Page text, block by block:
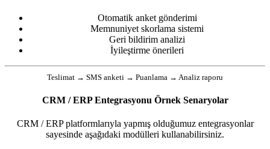
Otomatik anket gönderimi
Memnuniyet skorlama sistemi
Geri bildirim analizi
İyileştirme önerileri
Teslimat → SMS anketi → Puanlama → Analiz raporu
CRM / ERP Entegrasyonu Örnek Senaryolar
CRM / ERP platformlarıyla yapmış olduğumuz entegrasyonlar
sayesinde aşağıdaki modülleri kullanabilirsiniz.